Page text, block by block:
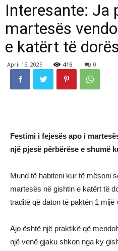
Interesante: Ja
martesës
e katërt të
April 15, 2025 416 0
Festimi i fejesës apo i
një pjesë përbërëse e shumë
Mund të habiteni kur të mësoni
martesës në gishtin e katërt të
traditë që daton të paktën 1 mijë
Ajo është një praktikë që
një venë gjaku shkon nga ky